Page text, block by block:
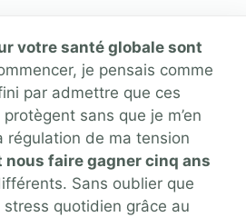
votre santé globale sont
je pensais comme
par admettre que ces
sans que je m’en
de ma tension
nous faire gagner cinq ans
Sans oublier que
quotidien grâce au